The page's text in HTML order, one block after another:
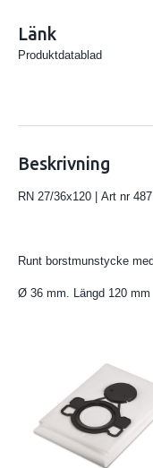
Länk
Produktdatablad
Beskrivning
RN 27/36x120 Art nr
Runt borstmunstycke
Ø 36 mm. Längd 120 mm